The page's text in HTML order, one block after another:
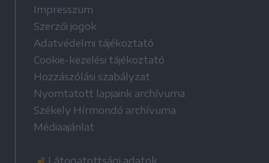
Impresszum
Szerzői jogok
Adatvédelmi tájékoztató
Cookie-kezelési tájékoztató
Hozzászólási szabályzat
Nyomtatott lapjaink archívuma
Székely Hírmondó archívuma
Médiaajánlat
Látogatottsági adatok